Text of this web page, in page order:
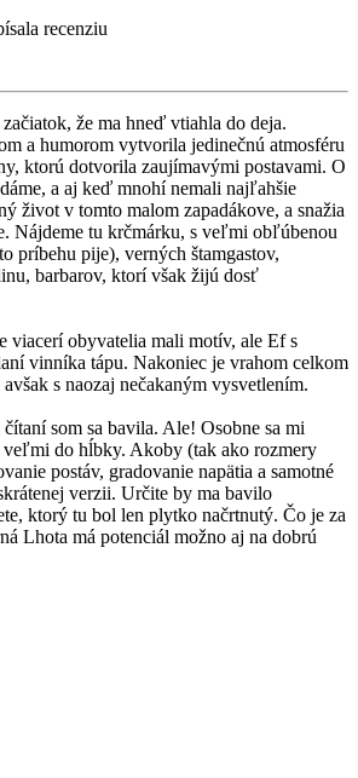
recenziu
že ma hneď vtiahla do deja.
a humorom vytvorila jedinečnú atmosféru
ktorú dotvorila zaujímavými postavami. O
a aj keď mnohí nemali najľahšie
život v tomto malom zapadákove, a snažia
Nájdeme tu krčmárku, s veľmi obľúbenou
príbehu pije), verných štamgastov,
barbarov, ktorí však žijú dosť
viacerí obyvatelia mali motív, ale Ef s
vinníka tápu. Nakoniec je vrahom celkom
s naozaj nečakaným vysvetlením.
som sa bavila. Ale! Osobne sa mi
veľmi do hĺbky. Akoby (tak ako rozmery
postáv, gradovanie napätia a samotné
verzii. Určite by ma bavilo
ktorý tu bol len plytko načrtnutý. Čo je za
Lhota má potenciál možno aj na dobrú